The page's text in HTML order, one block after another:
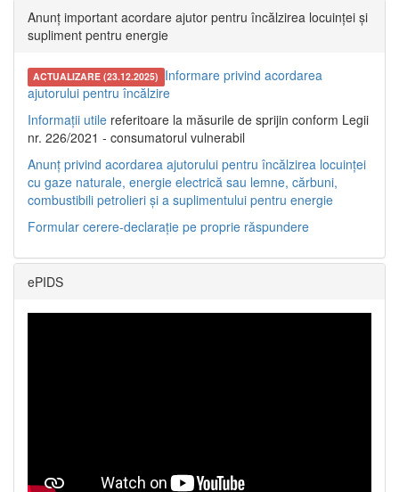
Anunț important acordare ajutor pentru încălzirea locuinței și
supliment pentru energie
ACTUALIZARE (23.12.2025) Informare privind acordarea
ajutorului pentru încălzire
Informații utile referitoare la măsurile de sprijin conform Legii
nr. 226/2021 - consumatorul vulnerabil
Anunț privind acordarea ajutorului pentru încălzirea locuinței
cu gaze naturale, energie electrică sau lemne, cărbuni,
combustibili petrolieri și a suplimentului pentru energie
Formular cerere-declarație pe proprie răspundere
ePIDS